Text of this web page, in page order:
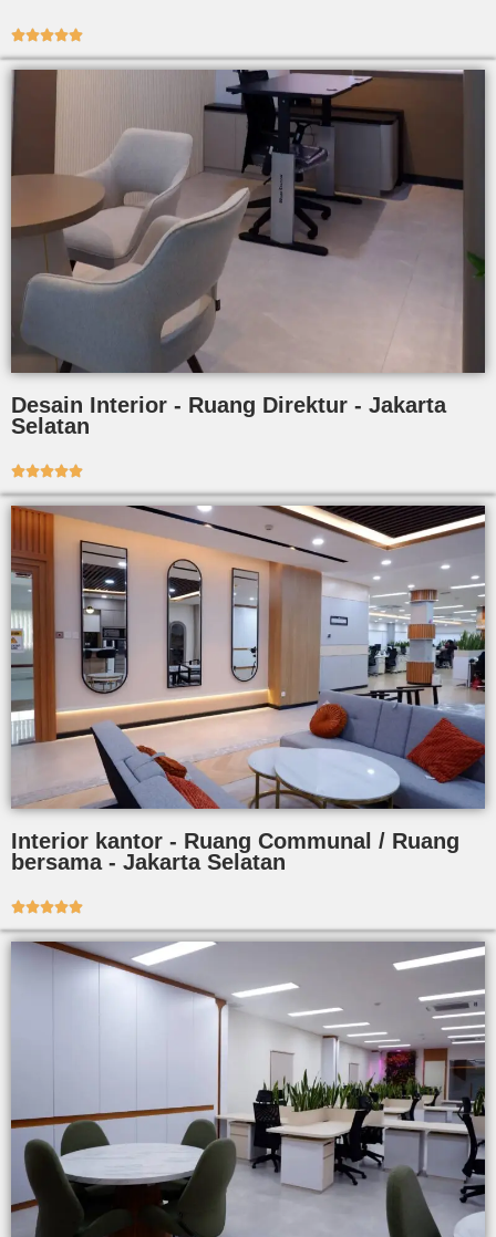

Desain Interior - Ruang Direktur - Jakarta
Selatan

Interior kantor - Ruang Communal / Ruang
bersama - Jakarta Selatan
